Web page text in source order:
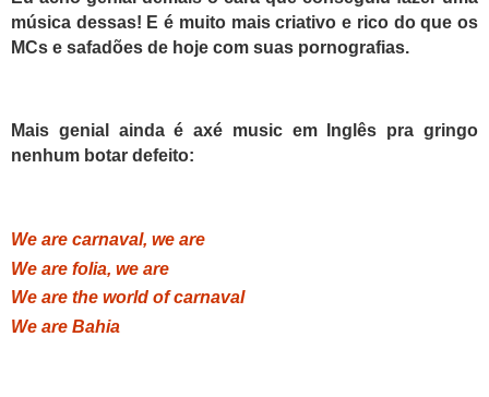
música dessas! E é muito mais criativo e rico do que os
MCs e safadões de hoje com suas pornografias.
Mais genial ainda é axé music em Inglês pra gringo
nenhum botar defeito:
We are carnaval, we are
We are folia, we are
We are the world of carnaval
We are Bahia